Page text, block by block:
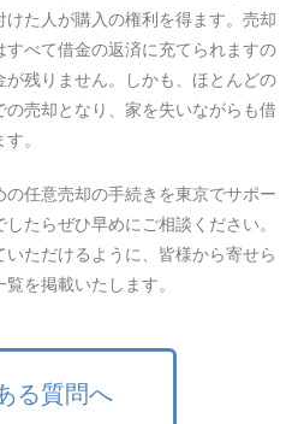
けた人が購入の権利を得ます。売却
べて借金の返済に充てられますの
残りません。しかも、ほとんどの
売却となり、家を失いながらも借
。
任意売却の手続きを東京でサポー
たらぜひ早めにご相談ください。
ただけるように、皆様から寄せら
を掲載いたします。
る質問へ